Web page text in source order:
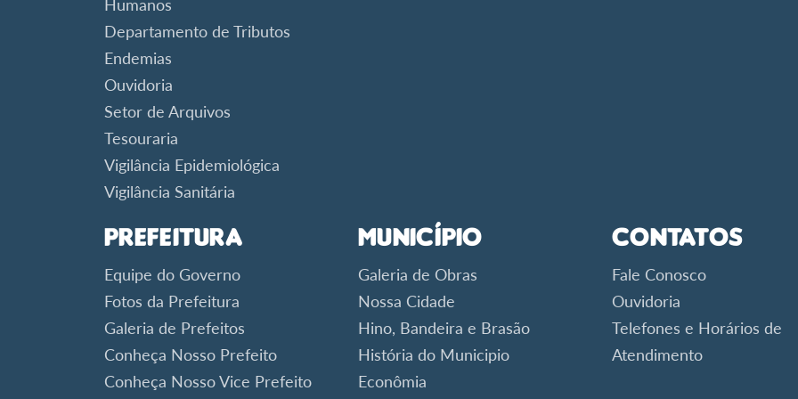
Humanos
Departamento de Tributos
Endemias
Ouvidoria
Setor de Arquivos
Tesouraria
Vigilância Epidemiológica
Vigilância Sanitária
Prefeitura
Equipe do Governo
Fotos da Prefeitura
Galeria de Prefeitos
Conheça Nosso Prefeito
Conheça Nosso Vice Prefeito
Município
Galeria de Obras
Nossa Cidade
Hino, Bandeira e Brasão
História do Municipio
Econômia
Contatos
Fale Conosco
Ouvidoria
Telefones e Horários de
Atendimento